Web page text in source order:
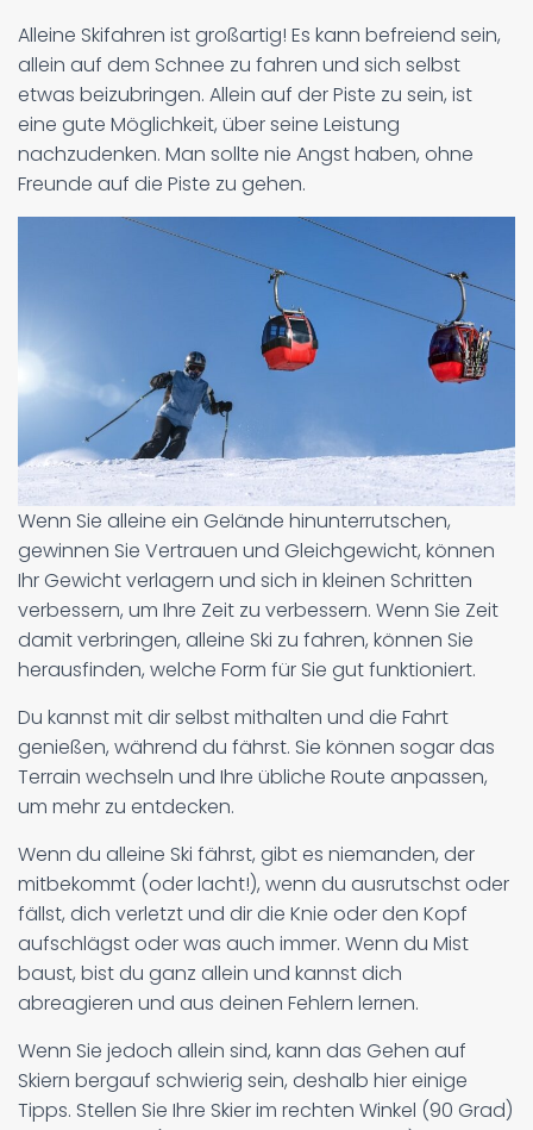
Alleine Skifahren ist großartig! Es kann befreiend sein,
allein auf dem Schnee zu fahren und sich selbst
etwas beizubringen. Allein auf der Piste zu sein, ist
eine gute Möglichkeit, über seine Leistung
nachzudenken. Man sollte nie Angst haben, ohne
Freunde auf die Piste zu gehen.
Wenn Sie alleine ein Gelände hinunterrutschen,
gewinnen Sie Vertrauen und Gleichgewicht, können
Ihr Gewicht verlagern und sich in kleinen Schritten
verbessern, um Ihre Zeit zu verbessern. Wenn Sie Zeit
damit verbringen, alleine Ski zu fahren, können Sie
herausfinden, welche Form für Sie gut funktioniert.
Du kannst mit dir selbst mithalten und die Fahrt
genießen, während du fährst. Sie können sogar das
Terrain wechseln und Ihre übliche Route anpassen,
um mehr zu entdecken.
Wenn du alleine Ski fährst, gibt es niemanden, der
mitbekommt (oder lacht!), wenn du ausrutschst oder
fällst, dich verletzt und dir die Knie oder den Kopf
aufschlägst oder was auch immer. Wenn du Mist
baust, bist du ganz allein und kannst dich
abreagieren und aus deinen Fehlern lernen.
Wenn Sie jedoch allein sind, kann das Gehen auf
Skiern bergauf schwierig sein, deshalb hier einige
Tipps. Stellen Sie Ihre Skier im rechten Winkel (90 Grad)